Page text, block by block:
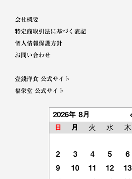
会社概要
特定商取引法に基づく表記
個人情報保護方針
お問い合わせ
壹錢洋食 公式サイト
福栄堂 公式サイト
2026年 8月
日
月 火 水 木
2
3 4 5 6
9
10 11 12 13